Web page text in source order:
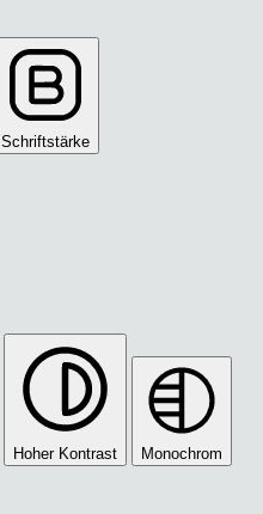
Schriftstärke
Hoher Kontrast Monochrom